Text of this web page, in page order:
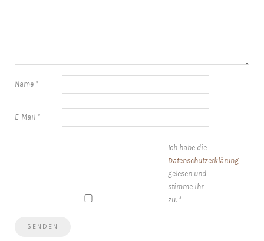
Name *
E-Mail *
Ich habe die
Datenschutzerklärung
gelesen und
stimme ihr
zu. *